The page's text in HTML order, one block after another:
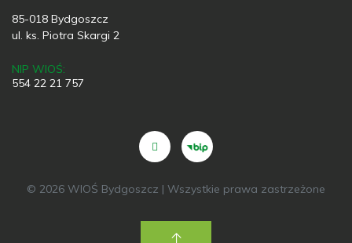
85-018 Bydgoszcz
ul. ks. Piotra Skargi 2
NIP WIOŚ:
554 22 21 757
© 2026 WIOŚ Bydgoszcz | Wszystkie prawa zastrzeżone